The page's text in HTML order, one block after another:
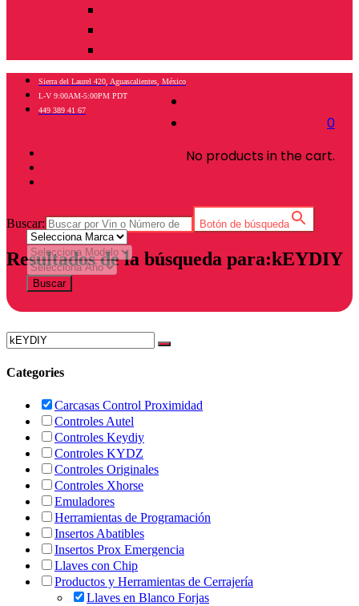
0
No products in the cart.
Sierra del Laurel 420, Aguascalientes, México
L-V 9:00AM-5:00PM PDT
449 389 41 67
Buscar: Botón de búsqueda
Resultados de la búsqueda para:kEYDIY
Buscar
Categories
Carcasas Control Proximidad
Controles Autel
Controles Keydiy
Controles KYDZ
Controles Originales
Controles Xhorse
Emuladores
Herramientas de Programación
Insertos Abatibles
Insertos Prox Emergencia
Llaves con Chip
Productos y Herramientas de Cerrajería
Llaves en Blanco Forjas